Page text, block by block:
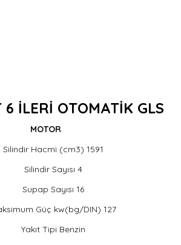
6 İLERİ OTOMATİK GLS
MOTOR
Silindir Hacmi (cm3) 1591
Silindir Sayısı 4
Supap Sayısı 16
Güç kw(bg/DIN) 127
Yakıt Tipi Benzin